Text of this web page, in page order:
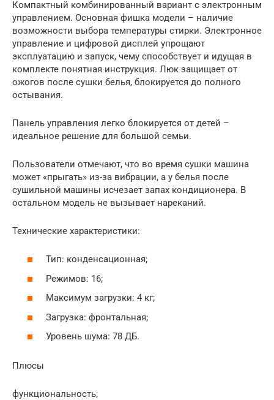
Компактный комбинированный вариант с электронным
управлением. Основная фишка модели – наличие
возможности выбора температуры стирки. Электронное
управление и цифровой дисплей упрощают
эксплуатацию и запуск, чему способствует и идущая в
комплекте понятная инструкция. Люк защищает от
ожогов после сушки белья, блокируется до полного
остывания.
Панель управления легко блокируется от детей –
идеальное решение для большой семьи.
Пользователи отмечают, что во время сушки машина
может «прыгать» из-за вибрации, а у белья после
сушильной машины исчезает запах кондиционера. В
остальном модель не вызывает нареканий.
Технические характеристики:
Тип: конденсационная;
Режимов: 16;
Максимум загрузки: 4 кг;
Загрузка: фронтальная;
Уровень шума: 78 ДБ.
Плюсы
функциональность;